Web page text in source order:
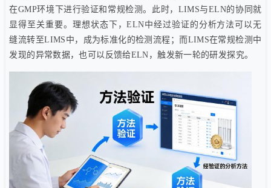
在GMP环境下进行验证和常规检测。此时，LIMS与ELN的协同就
显得至关重要。理想状态下，ELN中经过验证的分析方法可以无
缝流转至LIMS中，成为标准化的检测流程；而LIMS在常规检测中
发现的异常数据，也可以反馈给ELN，触发新一轮的研发探究。